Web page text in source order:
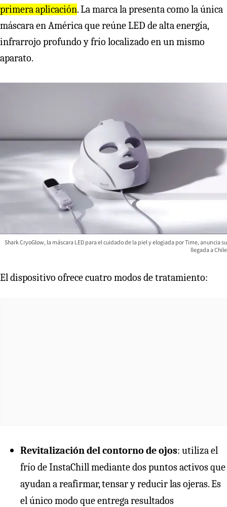
primera aplicación. La marca la presenta como la única
máscara en América que reúne LED de alta energía,
infrarrojo profundo y frío localizado en un mismo
aparato.
Shark CryoGlow, la máscara LED para el cuidado de la piel y elogiada por Time, anuncia su
llegada a Chile
El dispositivo ofrece cuatro modos de tratamiento:
Revitalización del contorno de ojos: utiliza el
frío de InstaChill mediante dos puntos activos que
ayudan a reafirmar, tensar y reducir las ojeras. Es
el único modo que entrega resultados